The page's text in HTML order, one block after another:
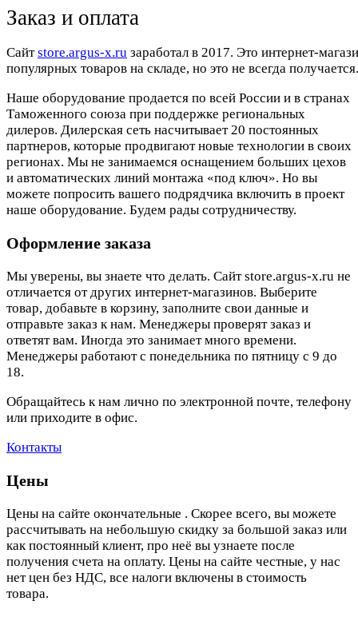
Заказ и оплата
Cайтstore.argus-x.ru заработал в 2017. Это интернет-
популярных товаров на складе, но это не всегда
Наше оборудование продается по всей России и в странах
Таможенного союза при поддержке региональных
дилеров. Дилерская сеть насчитывает 20 постоянных
партнеров, которые продвигают новые технологии в своих
регионах. Мы не занимаемся оснащением больших цехов
и автоматических линий монтажа «под ключ». Но вы
можете попросить вашего подрядчика включить в проект
наше оборудование. Будем рады сотрудничеству.
Оформление заказа
Мы уверены, вы знаете что делать. Сайт store.argus-x.ru не
отличается от других интернет-магазинов. Выберите
товар, добавьте в корзину, заполните свои данные и
отправьте заказ к нам. Менеджеры проверят заказ и
ответят вам. Иногда это занимает много времени.
Менеджеры работают с понедельника по пятницу с 9 до
18.
Обращайтесь к нам лично по электронной почте, телефону
или приходите в офис.
Контакты
Цены
Цены на сайте окончательные . Скорее всего, вы можете
рассчитывать на небольшую скидку за большой заказ или
как постоянный клиент, про неё вы узнаете после
получения счета на оплату. Цены на сайте честные, у нас
нет цен без НДС, все налоги включены в стоимость
товара.